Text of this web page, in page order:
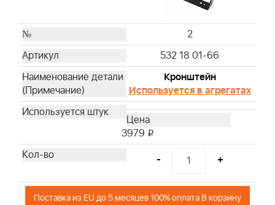
2
532 18 01-66
Кронштейн
Используется в агрегатах
3979 i
- +
Поставка из EU до 5 месяцев 100% оплата В корзину